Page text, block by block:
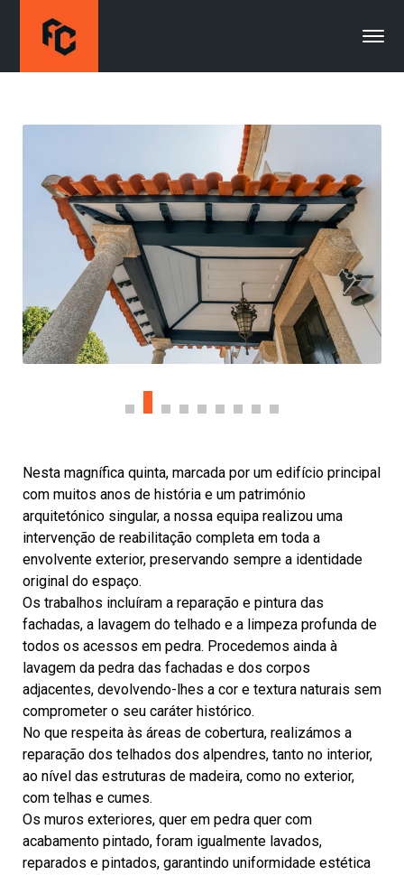
Nesta magnífica quinta, marcada por um edifício principal
com muitos anos de história e um património
arquitetónico singular, a nossa equipa realizou uma
intervenção de reabilitação completa em toda a
envolvente exterior, preservando sempre a identidade
original do espaço.
Os trabalhos incluíram a reparação e pintura das
fachadas, a lavagem do telhado e a limpeza profunda de
todos os acessos em pedra. Procedemos ainda à
lavagem da pedra das fachadas e dos corpos
adjacentes, devolvendo-lhes a cor e textura naturais sem
comprometer o seu caráter histórico.
No que respeita às áreas de cobertura, realizámos a
reparação dos telhados dos alpendres, tanto no interior,
ao nível das estruturas de madeira, como no exterior,
com telhas e cumes.
Os muros exteriores, quer em pedra quer com
acabamento pintado, foram igualmente lavados,
reparados e pintados, garantindo uniformidade estética